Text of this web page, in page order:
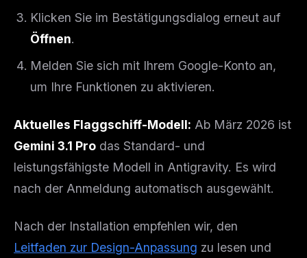
Klicken Sie im Bestätigungsdialog erneut auf
Öffnen.
Melden Sie sich mit Ihrem Google-Konto an,
um Ihre Funktionen zu aktivieren.
Aktuelles Flaggschiff-Modell: Ab März 2026 ist
Gemini 3.1 Pro das Standard- und
leistungsfähigste Modell in Antigravity. Es wird
nach der Anmeldung automatisch ausgewählt.
Nach der Installation empfehlen wir, den
Leitfaden zur Design-Anpassung zu lesen und
New agent skill drop
Rules & workflow pack